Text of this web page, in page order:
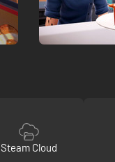
Steam Cloud